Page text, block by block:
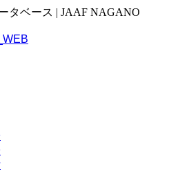
タベース | JAAF NAGANO